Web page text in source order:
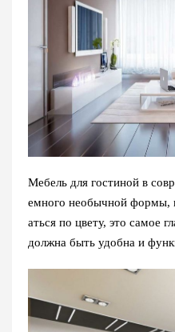
Мебель для гостиной в
емного необычной формы,
аться по цвету, это самое
должна быть удобна и